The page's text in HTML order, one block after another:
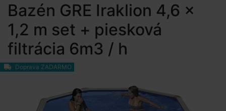
Bazén GRE Iraklion 4,6 x
1,2 m set + piesková
filtrácia 6m3 / h
Doprava ZADARMO